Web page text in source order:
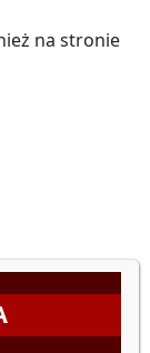
na stronie